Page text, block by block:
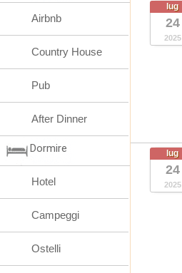
lug
24
2025
lug
24
2025
Airbnb
Country House
Pub
After Dinner
Dormire
Hotel
Campeggi
Ostelli